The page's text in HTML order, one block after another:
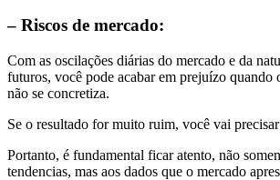
– Riscos de mercado:
Com as oscilações diárias do mercado e da
futuros, você pode acabar em prejuízo quando
não se concretiza.
Se o resultado for muito ruim, você vai
Portanto, é fundamental ficar atento, não
tendencias, mas aos dados que o mercado